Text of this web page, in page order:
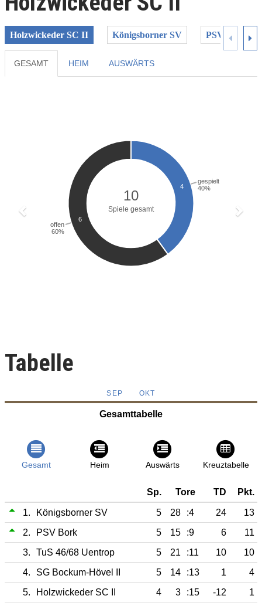
Holzwickeder SC II Königsborner SV PSV Bork
GESAMT HEIM AUSWÄRTS
Tabelle
SEP OKT
Gesamttabelle
Gesamt Heim Auswärts Kreuztabelle
Sp. Tore TD Pkt.
1. Königsborner SV 5 28 :4 24
13
2.
PSV Bork 5 15 :9 6
11
3.
TuS 46/68 Uentrop 5 21 :11 10
10
4.
SG Bockum-Hövel II 5 14 :13 1
4
5.
Holzwickeder SC II 4 3 :15 -12
1